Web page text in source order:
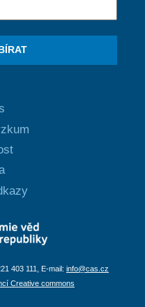
403 111, E-mail: info@cas.cz
Creative commons